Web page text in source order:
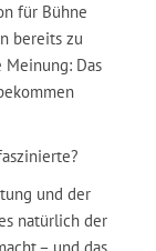
für Bühne
bereits zu
Das
und der
natürlich der